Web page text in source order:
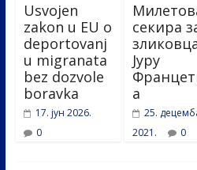
Usvojen
zakon u EU o
deportovanj
u migranata
bez dozvole
boravka
17. јун 2026.
0
секира
Јуру
а
25.
2021.
0